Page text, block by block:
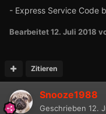
- Express Service Code
Bearbeitet12. Juli 2018
Zitieren
Snooze1988
Geschrieben 12.